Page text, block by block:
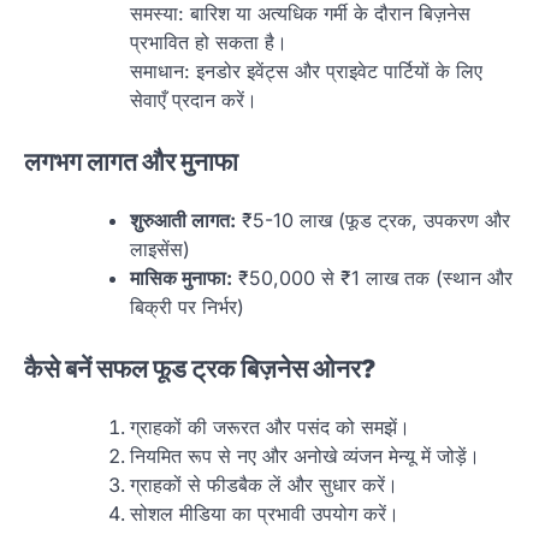
समस्या: बारिश या अत्यधिक गर्मी के दौरान बिज़नेस
प्रभावित हो सकता है।
समाधान: इनडोर इवेंट्स और प्राइवेट पार्टियों के लिए
सेवाएँ प्रदान करें।
लगभग लागत और मुनाफा
शुरुआती लागत: ₹5-10 लाख (फूड ट्रक, उपकरण और
लाइसेंस)
मासिक मुनाफा: ₹50,000 से ₹1 लाख तक (स्थान और
बिक्री पर निर्भर)
कैसे बनें सफल फूड ट्रक बिज़नेस ओनर?
ग्राहकों की जरूरत और पसंद को समझें।
नियमित रूप से नए और अनोखे व्यंजन मेन्यू में जोड़ें।
ग्राहकों से फीडबैक लें और सुधार करें।
सोशल मीडिया का प्रभावी उपयोग करें।